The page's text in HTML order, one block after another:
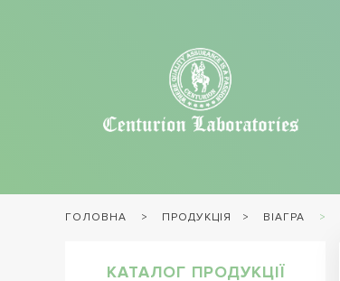
ГОЛОВНА ПРОДУКЦІЯ ВІАГРА
КАТАЛОГ ПРОДУКЦІЇ